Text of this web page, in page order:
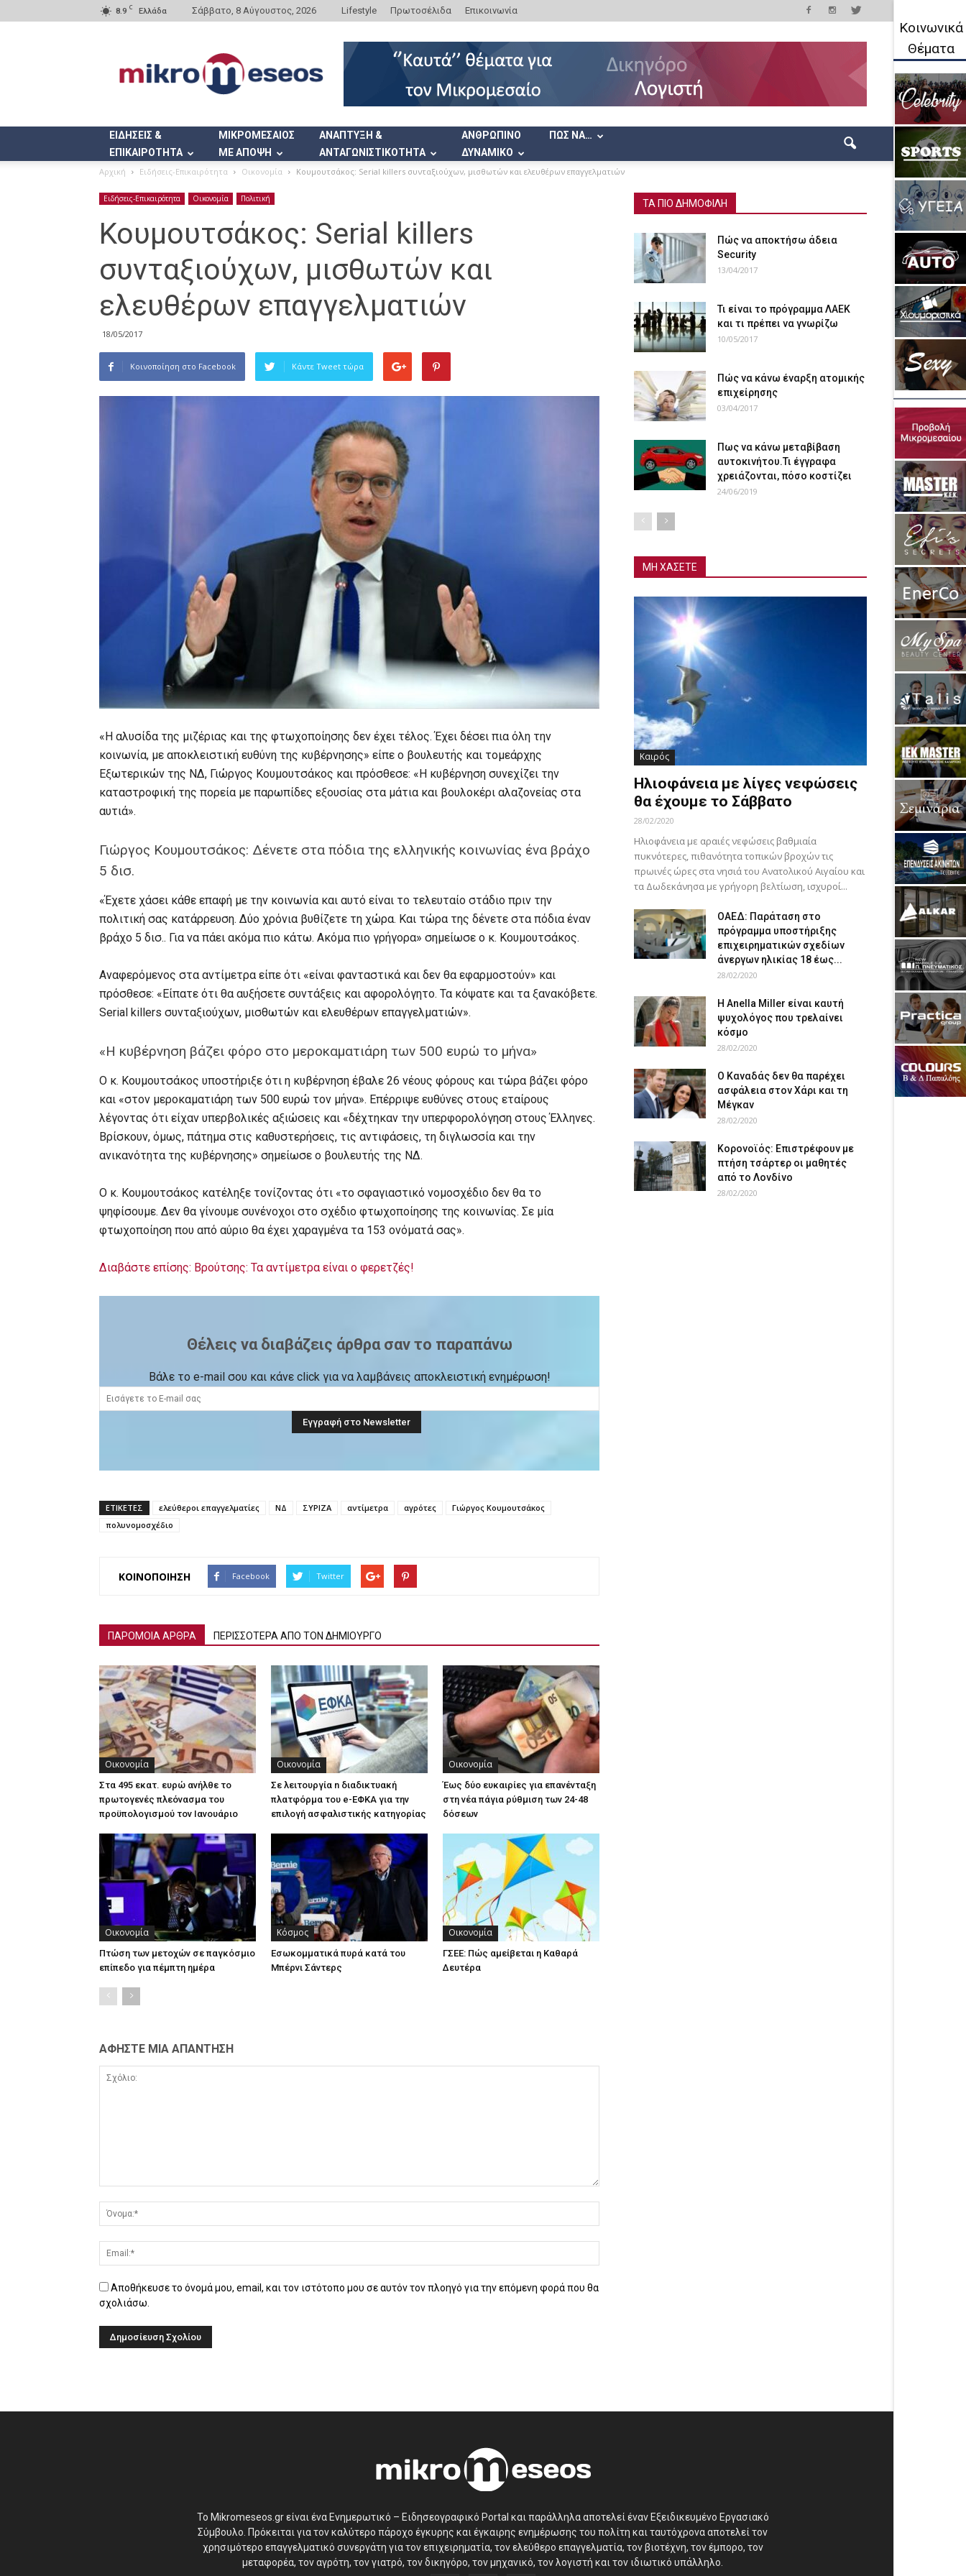
8.9 C Ελλάδα Σάββατο, 8 Αύγουστος, 2026 Lifestyle Πρωτοσέλιδα Επικοινωνία
ΕΙΔΗΣΕΙΣ &
ΕΠΙΚΑΙΡΟΤΗΤΑ
ΜΙΚΡΟΜΕΣΑΙΟΣ
ΜΕ ΑΠΟΨΗ
ΑΝΑΠΤΥΞΗ &
ΑΝΤΑΓΩΝΙΣΤΙΚΟΤΗΤΑ
ΑΝΘΡΩΠΙΝΟ
ΔΥΝΑΜΙΚΟ
ΠΩΣ ΝΑ…
Αρχική Ειδήσεις-Επικαιρότητα Οικονομία Κουμουτσάκος: Serial killers συνταξιούχων, μισθωτών και ελευθέρων επαγγελματιών
Ειδήσεις-Επικαιρότητα Οικονομία Πολιτική
Κουμουτσάκος: Serial killers
συνταξιούχων, μισθωτών και
ελευθέρων επαγγελματιών
18/05/2017
Κοινοποίηση στο Facebook Κάντε Tweet τώρα
«Η αλυσίδα της μιζέριας και της φτωχοποίησης δεν έχει τέλος. Έχει δέσει πια όλη την
κοινωνία, με αποκλειστική ευθύνη της κυβέρνησης» είπε ο βουλευτής και τομεάρχης
Εξωτερικών της ΝΔ, Γιώργος Κουμουτσάκος και πρόσθεσε: «Η κυβέρνηση συνεχίζει την
καταστροφική της πορεία με παρωπίδες εξουσίας στα μάτια και βουλοκέρι αλαζονείας στα
αυτιά».
Γιώργος Κουμουτσάκος: Δένετε στα πόδια της ελληνικής κοινωνίας ένα βράχο
5 δισ.
«Έχετε χάσει κάθε επαφή με την κοινωνία και αυτό είναι το τελευταίο στάδιο πριν την
πολιτική σας κατάρρευση. Δύο χρόνια βυθίζετε τη χώρα. Και τώρα της δένετε στα πόδια έναν
βράχο 5 δισ.. Για να πάει ακόμα πιο κάτω. Ακόμα πιο γρήγορα» σημείωσε ο κ. Κουμουτσάκος.
Αναφερόμενος στα αντίμετρα είπε ότι «είναι φανταστικά και δεν θα εφαρμοστούν» και
πρόσθεσε: «Είπατε ότι θα αυξήσετε συντάξεις και αφορολόγητο. Τα κόψατε και τα ξανακόβετε.
Serial killers συνταξιούχων, μισθωτών και ελευθέρων επαγγελματιών».
«Η κυβέρνηση βάζει φόρο στο μεροκαματιάρη των 500 ευρώ το μήνα»
Ο κ. Κουμουτσάκος υποστήριξε ότι η κυβέρνηση έβαλε 26 νέους φόρους και τώρα βάζει φόρο
και «στον μεροκαματιάρη των 500 ευρώ τον μήνα». Επέρριψε ευθύνες στους εταίρους
λέγοντας ότι είχαν υπερβολικές αξιώσεις και «δέχτηκαν την υπερφορολόγηση στους Έλληνες.
Βρίσκουν, όμως, πάτημα στις καθυστερήσεις, τις αντιφάσεις, τη διγλωσσία και την
ανικανότητα της κυβέρνησης» σημείωσε ο βουλευτής της ΝΔ.
Ο κ. Κουμουτσάκος κατέληξε τονίζοντας ότι «το σφαγιαστικό νομοσχέδιο δεν θα το
ψηφίσουμε. Δεν θα γίνουμε συνένοχοι στο σχέδιο φτωχοποίησης της κοινωνίας. Σε μία
φτωχοποίηση που από αύριο θα έχει χαραγμένα τα 153 ονόματά σας».
Διαβάστε επίσης: Βρούτσης: Τα αντίμετρα είναι ο φερετζές!
Θέλεις να διαβάζεις άρθρα σαν το παραπάνω
Βάλε το e-mail σου και κάνε click για να λαμβάνεις αποκλειστική ενημέρωση!
ΕΤΙΚΕΤΕΣ ελεύθεροι επαγγελματίες ΝΔ ΣΥΡΙΖΑ αντίμετρα αγρότες
Γιώργος Κουμουτσάκος
πολυνομοσχέδιο
ΚΟΙΝΟΠΟΙΗΣΗ Facebook Twitter
ΠΑΡΟΜΟΙΑ ΑΡΘΡΑ ΠΕΡΙΣΣΟΤΕΡΑ ΑΠΟ ΤΟΝ ΔΗΜΙΟΥΡΓΟ
Οικονομία
Στα 495 εκατ. ευρώ ανήλθε το
πρωτογενές πλεόνασμα του
προϋπολογισμού τον Ιανουάριο
Οικονομία
Σε λειτουργία n διαδικτυακή
πλατφόρμα του e-ΕΦΚΑ για την
επιλογή ασφαλιστικής κατηγορίας
Οικονομία
Έως δύο ευκαιρίες για επανένταξη
στη νέα πάγια ρύθμιση των 24-48
δόσεων
Οικονομία
Πτώση των μετοχών σε παγκόσμιο
επίπεδο για πέμπτη ημέρα
Κόσμος
Εσωκομματικά πυρά κατά του
Μπέρνι Σάντερς
Οικονομία
ΓΣΕΕ: Πώς αμείβεται η Καθαρά
Δευτέρα
ΑΦΗΣΤΕ ΜΙΑ ΑΠΑΝΤΗΣΗ
Αποθήκευσε το όνομά μου, email, και τον ιστότοπο μου σε αυτόν τον πλοηγό για την επόμενη φορά που θα
σχολιάσω.
ΤΑ ΠΙΟ ΔΗΜΟΦΙΛΗ
Πώς να αποκτήσω άδεια
Security
13/04/2017
Τι είναι το πρόγραμμα ΛΑΕΚ
και τι πρέπει να γνωρίζω
10/05/2017
Πώς να κάνω έναρξη ατομικής
επιχείρησης
03/04/2017
Πως να κάνω μεταβίβαση
αυτοκινήτου.Τι έγγραφα
χρειάζονται, πόσο κοστίζει
24/06/2019
ΜΗ ΧΑΣΕΤΕ
Καιρός
Ηλιοφάνεια με λίγες νεφώσεις
θα έχουμε το Σάββατο
28/02/2020
Ηλιοφάνεια με αραιές νεφώσεις βαθμιαία
πυκνότερες, πιθανότητα τοπικών βροχών τις
πρωινές ώρες στα νησιά του Ανατολικού Αιγαίου και
τα Δωδεκάνησα με γρήγορη βελτίωση, ισχυροί...
ΟΑΕΔ: Παράταση στο
πρόγραμμα υποστήριξης
επιχειρηματικών σχεδίων
άνεργων ηλικίας 18 έως...
28/02/2020
Η Anella Miller είναι καυτή
ψυχολόγος που τρελαίνει
κόσμο
28/02/2020
Ο Καναδάς δεν θα παρέχει
ασφάλεια στον Χάρι και τη
Μέγκαν
28/02/2020
Κορονοϊός: Επιστρέφουν με
πτήση τσάρτερ οι μαθητές
από το Λονδίνο
28/02/2020
Το Mikromeseos.gr είναι ένα Ενημερωτικό – Ειδησεογραφικό Portal και παράλληλα αποτελεί έναν Εξειδικευμένο Εργασιακό
Σύμβουλο. Πρόκειται για τον καλύτερο πάροχο έγκυρης και έγκαιρης ενημέρωσης του πολίτη και ταυτόχρονα αποτελεί τον
χρησιμότερο επαγγελματικό συνεργάτη για τον επιχειρηματία, τον ελεύθερο επαγγελματία, τον βιοτέχνη, τον έμπορο, τον
μεταφορέα, τον αγρότη, τον γιατρό, τον δικηγόρο, τον μηχανικό, τον λογιστή και τον ιδιωτικό υπάλληλο.
Κοινωνικά
Θέματα